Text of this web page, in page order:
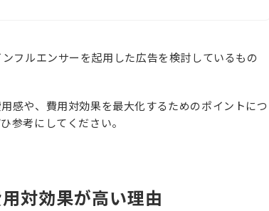
フルエンサーを起用した広告を検討しているもの
感や、費用対効果を最大化するためのポイントにつ
参考にしてください。
対効果が高い理由